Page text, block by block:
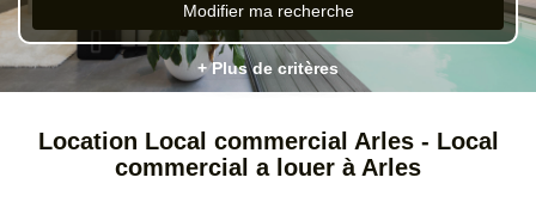
Modifier ma recherche
+ Plus de critères
Location Local commercial Arles - Local
commercial a louer à Arles